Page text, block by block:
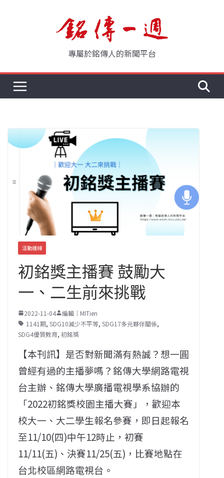
專屬於銘傳人的新聞平台
活動連線
初銘獎主播賽 鼓勵大
一、二生前來挑戰
2022-11-04
編輯｜MITien
1141期, SDG10減少不平等, SDG17多元夥伴關係,
SDG4優質教育, 初銘獎
【本刊訊】是否對新聞滿有熱誠？想一圓
曾經有過的主播夢嗎？銘傳大學網路電視
台主辦、銘傳大學廣播電視學系協辦的
「2022初銘獎校園主播大賽」，歡迎本
校大一、大二學生報名參賽，即日起報名
至11/10(四)中午12時止，初賽
11/11(五)、決賽11/25(五)，比賽地點在
台北校區網路電視台。